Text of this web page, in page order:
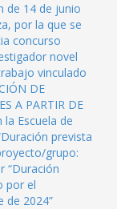
de 14 de junio
por la que se
concurso
novel
vinculado
DE
A PARTIR DE
la Escuela de
prevista
grupo:
“Duración
por el
de 2024”